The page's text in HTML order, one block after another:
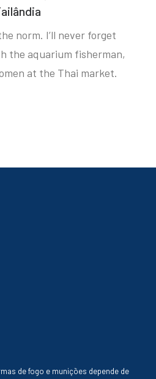
norm. I’ll never forget
the aquarium fisherman,
at the Thai market.
de fogo e munições depende de